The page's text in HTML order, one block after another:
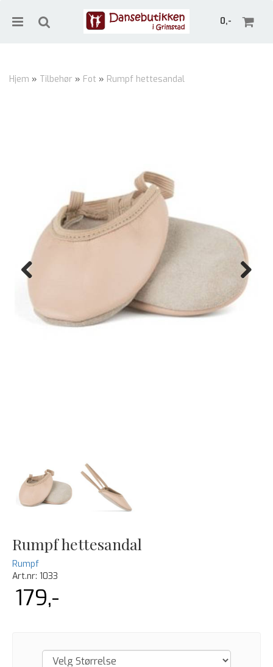
0,-
Hjem » Tilbehør » Fot » Rumpf hettesandal
Previous Next
Rumpf hettesandal
Rumpf
Art.nr: 1033
179,-